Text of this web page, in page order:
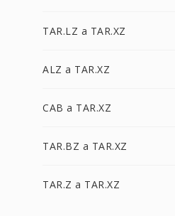
TAR.LZ a TAR.XZ
ALZ a TAR.XZ
CAB a TAR.XZ
TAR.BZ a TAR.XZ
TAR.Z a TAR.XZ